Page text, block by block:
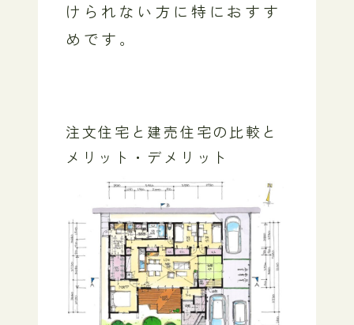
けられない方に特におすす
めです。
注文住宅と建売住宅の比較と
メリット・デメリット